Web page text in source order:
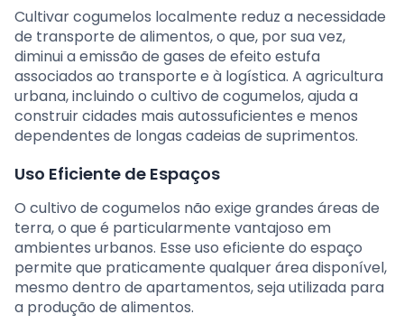
Cultivar cogumelos localmente reduz a necessidade
de transporte de alimentos, o que, por sua vez,
diminui a emissão de gases de efeito estufa
associados ao transporte e à logística. A agricultura
urbana, incluindo o cultivo de cogumelos, ajuda a
construir cidades mais autossuficientes e menos
dependentes de longas cadeias de suprimentos.
Uso Eficiente de Espaços
O cultivo de cogumelos não exige grandes áreas de
terra, o que é particularmente vantajoso em
ambientes urbanos. Esse uso eficiente do espaço
permite que praticamente qualquer área disponível,
mesmo dentro de apartamentos, seja utilizada para
a produção de alimentos.